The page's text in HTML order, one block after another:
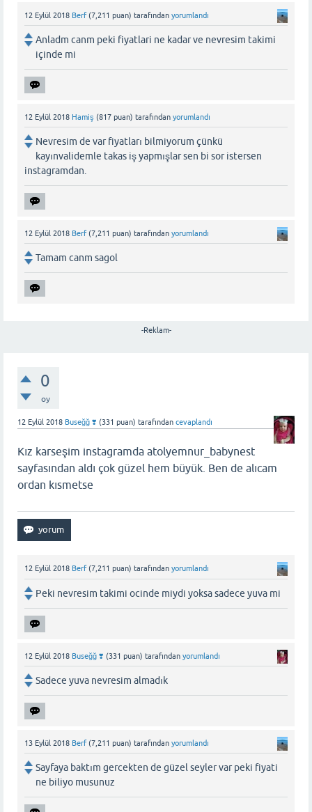
12 Eylül 2018 Berf (7,211 puan) tarafından yorumlandı
Anladm canm peki fiyatlari ne kadar ve nevresim takimi
içinde mi
12 Eylül 2018 Hamiş (817 puan) tarafından yorumlandı
Nevresim de var fiyatları bilmiyorum çünkü
kayınvalidemle takas iş yapmışlar sen bi sor istersen
instagramdan.
12 Eylül 2018 Berf (7,211 puan) tarafından yorumlandı
Tamam canm sagol
-Reklam-
0
oy
12 Eylül 2018 Buseğğ ❣️ (331 puan) tarafından cevaplandı
Kız karseşim instagramda atolyemnur_babynest
sayfasından aldı çok güzel hem büyük. Ben de alıcam
ordan kısmetse
12 Eylül 2018 Berf (7,211 puan) tarafından yorumlandı
Peki nevresim takimi ocinde miydi yoksa sadece yuva mi
12 Eylül 2018 Buseğğ ❣️ (331 puan) tarafından yorumlandı
Sadece yuva nevresim almadık
13 Eylül 2018 Berf (7,211 puan) tarafından yorumlandı
Sayfaya baktım gercekten de güzel seyler var peki fiyati
ne biliyo musunuz